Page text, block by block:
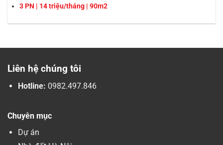
3 PN | 14 triệu/tháng | 90m2
Liên hệ chúng tôi
Hotline: 0982.497.846
Chuyên mục
Dự án